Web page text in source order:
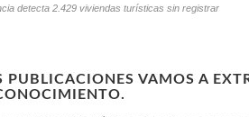
detecta 2.429 viviendas turísticas sin registrar
PUBLICACIONES VAMOS A